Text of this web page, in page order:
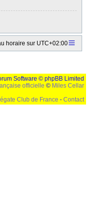
horaire sur UTC+02:00
Software © phpBB Limited
officielle © Miles Cellar
Club de France - Contact